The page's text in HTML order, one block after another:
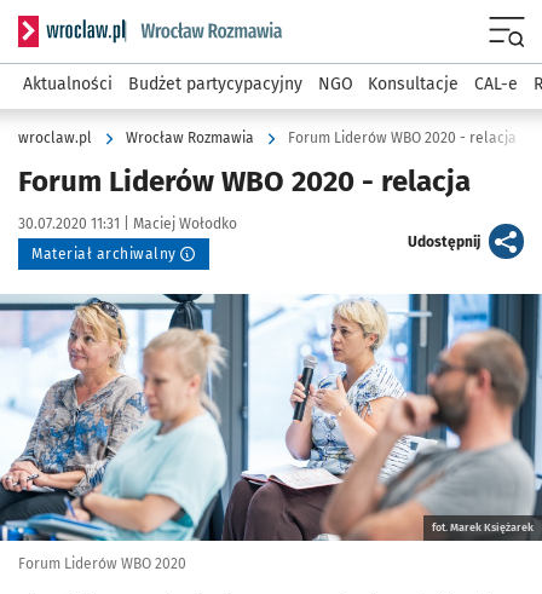
Serwis informacyjny wroclaw.pl podserwis: Rozmawia
Aktualności Budżet partycypacyjny NGO Konsultacje CAL-e
wroclaw.pl Wrocław Rozmawia Forum Liderów WBO 2020 - relacja
Forum Liderów WBO 2020 - relacja
Data publikacji:
30.07.2020 11:31 | Autor:
Maciej Wołodko
Materiał archiwalny
Udostępnijartykuł
Kliknij, aby powiększyć
fot. Marek Księżarek
Forum Liderów WBO 2020